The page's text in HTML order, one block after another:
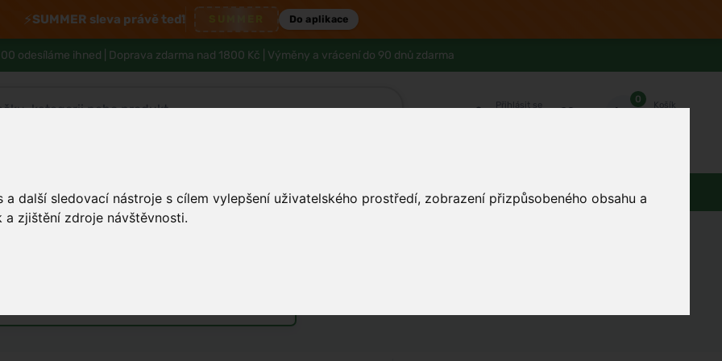
další sledovací nástroje s cílem vylepšení uživatelského prostředí, zobrazení přizpůsobeného obsahu a
zjištění zdroje návštěvnosti.
⚡SUMMER sleva právě teď! Do aplikace
odesíláme ihned | Doprava zdarma nad 1800 Kč | Výměny a vrácení do 90 dnů zdarma
Přihlásit se
0
Košík
Tělo a hygiena Zdraví Domácnost Dárky Obuv / oblečení
chuť na váš stůl